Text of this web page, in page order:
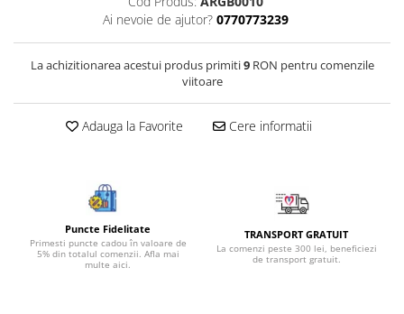
Bijuterii opal
Bijuterii peridot
Bijuterii perle
Bijuterii piatra lunii
Bijuterii rodocrozit
Bijuterii rubin
Bijuterii safir
Bijuterii sidef si abalone
Ai nevoie de ajutor? 0770773239
La achizitionarea acestui produs primiti9RON pentru comenzile
viitoare
Adauga la Favorite Cere informatii
Puncte Fidelitate
Primesti puncte cadou în valoare de
5% din totalul comenzii. Afla mai
multe aici.
TRANSPORT GRATUIT
La comenzi peste 300 lei, beneficiezi
de transport gratuit.